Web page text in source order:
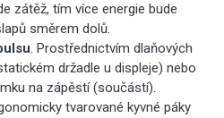
zátěž, tím více energie bude
směrem dolů.
. Prostřednictvím dlaňových
držadle u displeje) nebo
na zápěstí (součástí).
tvarované kyvné páky